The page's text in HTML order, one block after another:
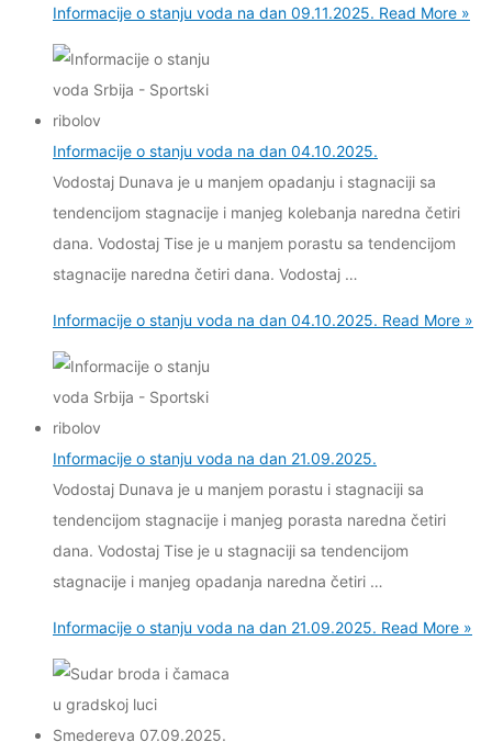
Informacije o stanju voda na dan 09.11.2025. Read More »
Informacije o stanju voda na dan 04.10.2025.
Vodostaj Dunava je u manjem opadanju i stagnaciji sa
tendencijom stagnacije i manjeg kolebanja naredna četiri
dana. Vodostaj Tise je u manjem porastu sa tendencijom
stagnacije naredna četiri dana. Vodostaj …
Informacije o stanju voda na dan 04.10.2025. Read More »
Informacije o stanju voda na dan 21.09.2025.
Vodostaj Dunava je u manjem porastu i stagnaciji sa
tendencijom stagnacije i manjeg porasta naredna četiri
dana. Vodostaj Tise je u stagnaciji sa tendencijom
stagnacije i manjeg opadanja naredna četiri …
Informacije o stanju voda na dan 21.09.2025. Read More »